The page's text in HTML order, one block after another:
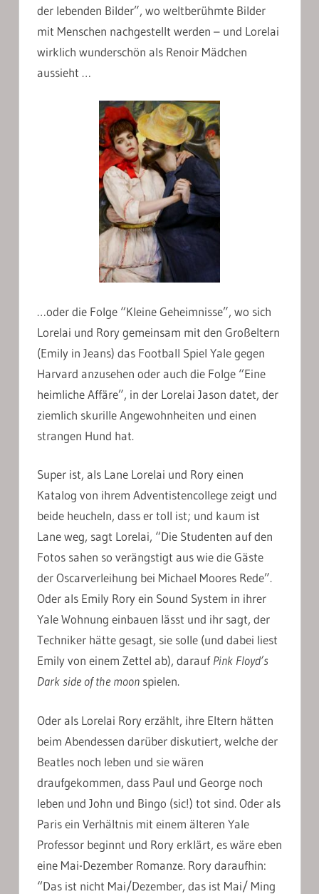
der lebenden Bilder”, wo weltberühmte Bilder
mit Menschen nachgestellt werden – und Lorelai
wirklich wunderschön als Renoir Mädchen
aussieht …
…oder die Folge “Kleine Geheimnisse”, wo sich
Lorelai und Rory gemeinsam mit den Großeltern
(Emily in Jeans) das Football Spiel Yale gegen
Harvard anzusehen oder auch die Folge “Eine
heimliche Affäre”, in der Lorelai Jason datet, der
ziemlich skurille Angewohnheiten und einen
strangen Hund hat.
Super ist, als Lane Lorelai und Rory einen
Katalog von ihrem Adventistencollege zeigt und
beide heucheln, dass er toll ist; und kaum ist
Lane weg, sagt Lorelai, “Die Studenten auf den
Fotos sahen so verängstigt aus wie die Gäste
der Oscarverleihung bei Michael Moores Rede”.
Oder als Emily Rory ein Sound System in ihrer
Yale Wohnung einbauen lässt und ihr sagt, der
Techniker hätte gesagt, sie solle (und dabei liest
Emily von einem Zettel ab), daraufPink Floyd’s
Dark side of the moon spielen.
Oder als Lorelai Rory erzählt, ihre Eltern hätten
beim Abendessen darüber diskutiert, welche der
Beatles noch leben und sie wären
draufgekommen, dass Paul und George noch
leben und John und Bingo (sic!) tot sind. Oder als
Paris ein Verhältnis mit einem älteren Yale
Professor beginnt und Rory erklärt, es wäre eben
eine Mai-Dezember Romanze. Rory daraufhin:
“Das ist nicht Mai/Dezember, das ist Mai/ Ming